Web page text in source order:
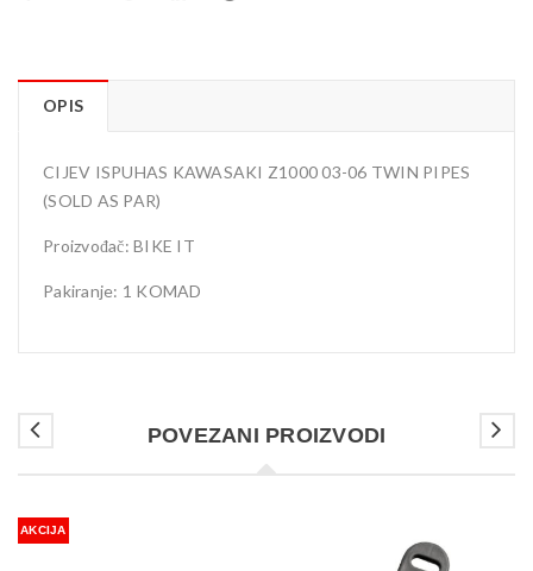
OPIS
CIJEV ISPUHAS KAWASAKI Z1000 03-06 TWIN PIPES
(SOLD AS PAR)
Proizvođač: BIKE IT
Pakiranje: 1 KOMAD
POVEZANI PROIZVODI
AKCIJA